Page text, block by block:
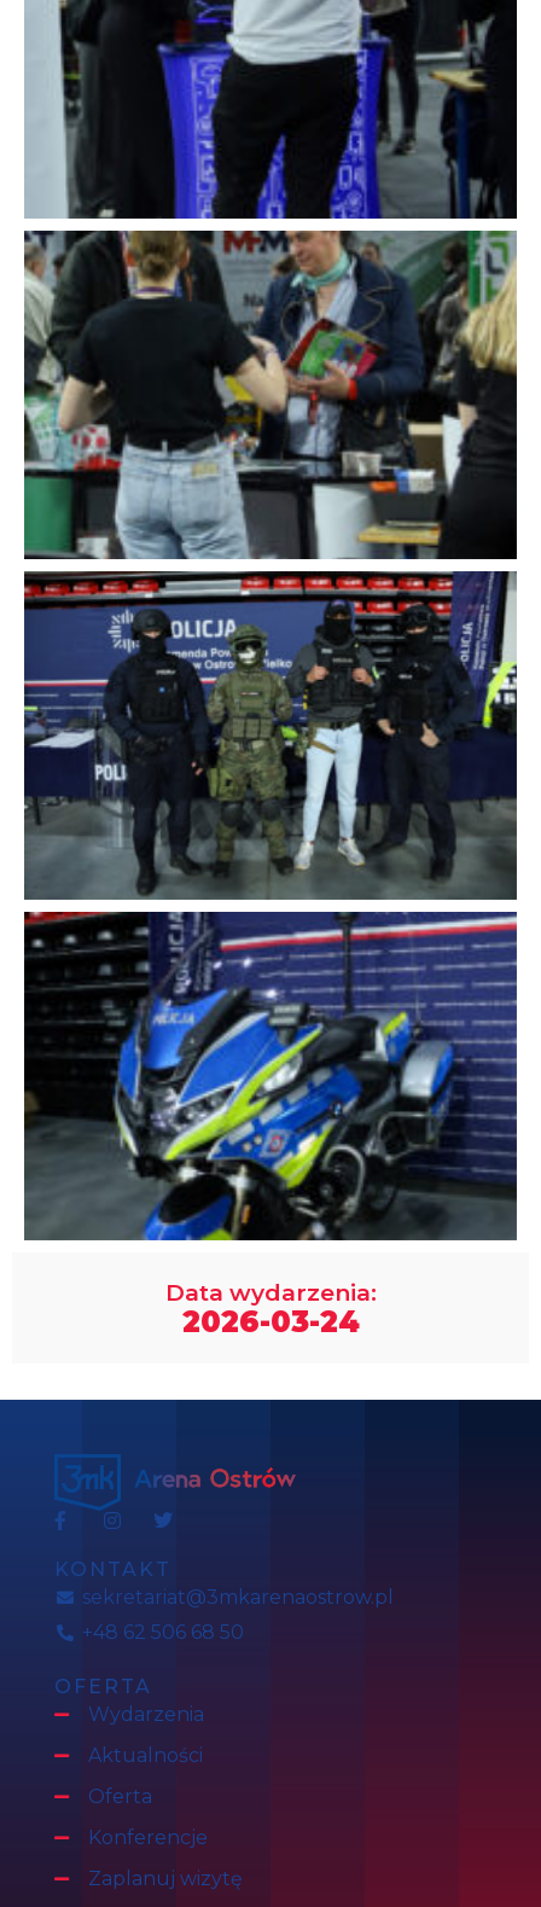
Data wydarzenia:
2026-03-24
KONTAKT
sekretariat@3mkarenaostrow.pl
+48 62 506 68 50
OFERTA
Wydarzenia
Aktualności
Oferta
Konferencje
Zaplanuj wizytę